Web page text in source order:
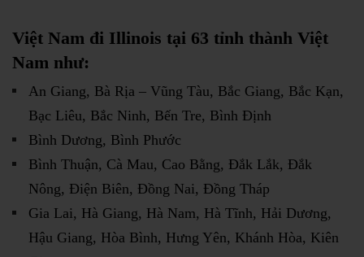
Việt Nam đi Illinois tại 63 tỉnh thành Việt
Nam như:
An Giang, Bà Rịa – Vũng Tàu, Bắc Giang, Bắc Kạn,
Bạc Liêu, Bắc Ninh, Bến Tre, Bình Định
Bình Dương, Bình Phước
Bình Thuận, Cà Mau, Cao Bằng, Đắk Lắk, Đắk
Nông, Điện Biên, Đồng Nai, Đồng Tháp
Gia Lai, Hà Giang, Hà Nam, Hà Tĩnh, Hải Dương,
Hậu Giang, Hòa Bình, Hưng Yên, Khánh Hòa, Kiên